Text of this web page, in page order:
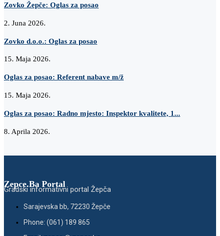
Zovko Žepče: Oglas za posao
2. Juna 2026.
Zovko d.o.o.: Oglas za posao
15. Maja 2026.
Oglas za posao: Referent nabave m/ž
15. Maja 2026.
Oglas za posao: Radno mjesto: Inspektor kvalitete, 1...
8. Aprila 2026.
Zepce.Ba Portal
Gradski informativni portal Žepča
Sarajevska bb, 72230 Žepče
Phone: (061) 189 865